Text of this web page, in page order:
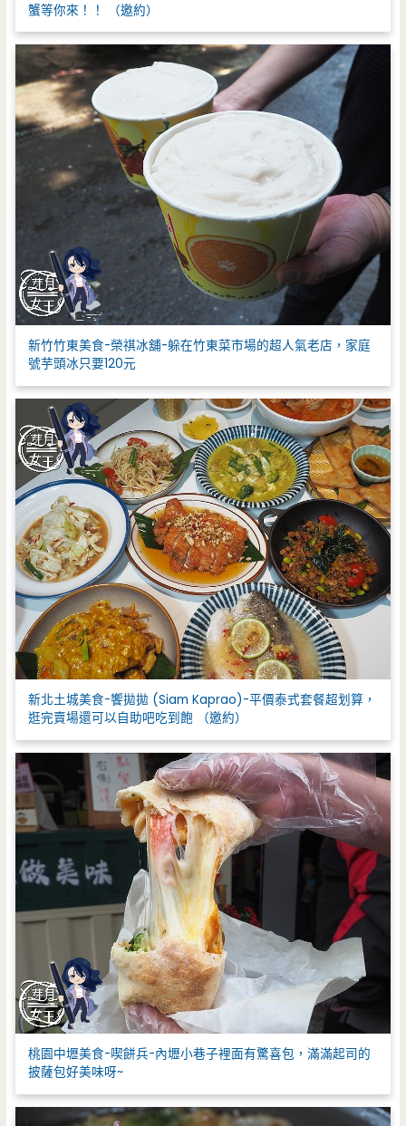
蟹等你來！！ （邀約）
新竹竹東美食-榮祺冰舖-躲在竹東菜市場的超人氣老店，家庭
號芋頭冰只要120元
新北土城美食-饗拋拋 (Siam Kaprao)-平價泰式套餐超划算，
逛完賣場還可以自助吧吃到飽 （邀約）
桃園中壢美食-喫餅兵-內壢小巷子裡面有驚喜包，滿滿起司的
披薩包好美味呀~